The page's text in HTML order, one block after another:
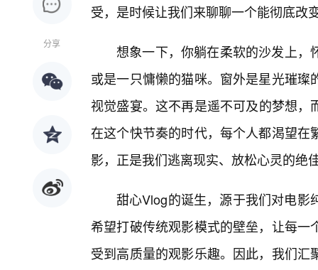
分享
受，是时候让我们来聊聊一个能彻底
想象一下，你躺在柔软的沙发上，
或是一只慵懒的猫咪。窗外是星光璀
视觉盛宴。这不再是遥不可及的梦想
在这个快节奏的时代，每个人都渴望
影，正是我们逃离现实、放松心灵的绝
甜心Vlog的诞生，源于我们对电影
希望打破传统观影模式的壁垒，让每
受到高质量的观影乐趣。因此，我们